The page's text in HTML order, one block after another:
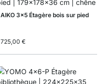
AIKO 3x5 Étagère bois sur pied
725,00 €